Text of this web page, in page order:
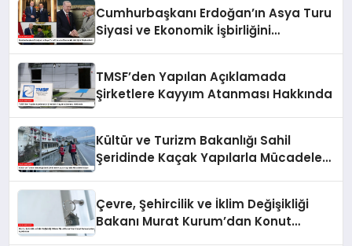
Cumhurbaşkanı Erdoğan’ın Asya Turu
Siyasi ve Ekonomik İşbirliğini
TMSF’den Yapılan Açıklamada
Şirketlere Kayyım Atanması Hakkında
Kültür ve Turizm Bakanlığı Sahil
Şeridinde Kaçak Yapılarla Mücadele
Çevre, Şehircilik ve İklim Değişikliği
Bakanı Murat Kurum’dan Konut